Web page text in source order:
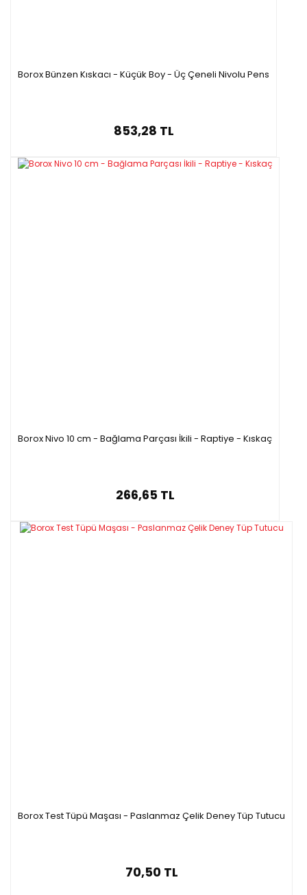
Borox Bünzen Kıskacı - Küçük Boy - Üç Çeneli Nivolu Pens
853,28 TL
Borox Nivo 10 cm - Bağlama Parçası İkili - Raptiye - Kıskaç
266,65 TL
Borox Test Tüpü Maşası - Paslanmaz Çelik Deney Tüp Tutucu
70,50 TL